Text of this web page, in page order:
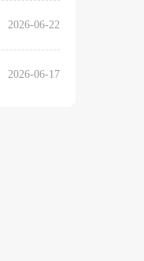
2026-06-22
2026-06-17